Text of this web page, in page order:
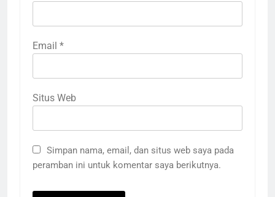
Email *
Situs Web
Simpan nama, email, dan situs web saya pada
peramban ini untuk komentar saya berikutnya.